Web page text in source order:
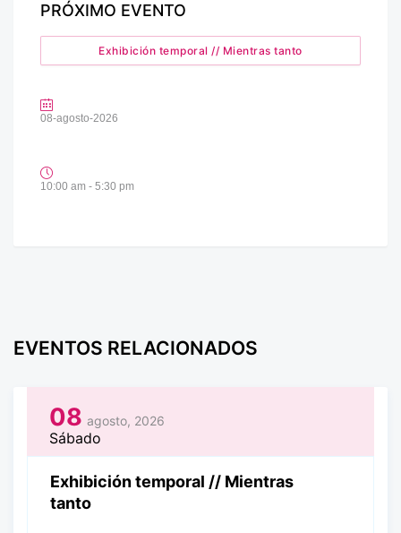
PRÓXIMO EVENTO
Exhibición temporal // Mientras tanto
08-agosto-2026
10:00 am - 5:30 pm
EVENTOS RELACIONADOS
08 agosto, 2026
Sábado
Exhibición temporal // Mientras
tanto